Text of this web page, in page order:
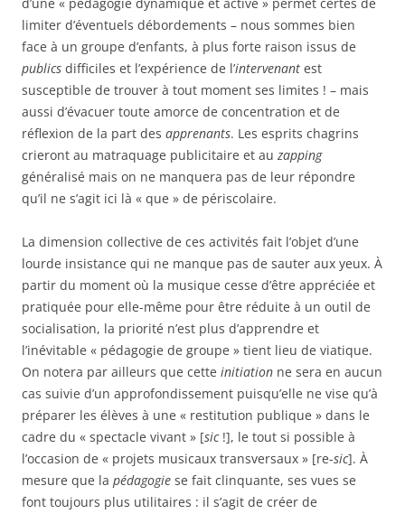
limiter d’éventuels débordements – nous sommes bien
face à un groupe d’enfants, à plus forte raison issus de
publics difficiles et l’expérience de l’intervenant est
susceptible de trouver à tout moment ses limites ! – mais
aussi d’évacuer toute amorce de concentration et de
réflexion de la part des apprenants. Les esprits chagrins
crieront au matraquage publicitaire et au zapping
généralisé mais on ne manquera pas de leur répondre
qu’il ne s’agit ici là « que » de périscolaire.
La dimension collective de ces activités fait l’objet d’une
lourde insistance qui ne manque pas de sauter aux yeux. À
partir du moment où la musique cesse d’être appréciée et
pratiquée pour elle-même pour être réduite à un outil de
socialisation, la priorité n’est plus d’apprendre et
l’inévitable « pédagogie de groupe » tient lieu de viatique.
On notera par ailleurs que cette initiation ne sera en aucun
cas suivie d’un approfondissement puisqu’elle ne vise qu’à
préparer les élèves à une « restitution publique » dans le
cadre du « spectacle vivant » [sic !], le tout si possible à
l’occasion de « projets musicaux transversaux » [re-sic]. À
mesure que la pédagogie se fait clinquante, ses vues se
font toujours plus utilitaires : il s’agit de créer de